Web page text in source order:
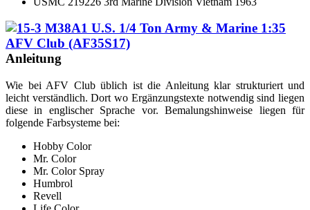
Anleitung
Wie bei AFV Club üblich ist die Anleitung klar strukturiert und
leicht verständlich. Dort wo Ergänzungstexte notwendig sind liegen
diese in englischer Sprache vor. Bemalungshinweise liegen für
folgende Farbsysteme bei:
Hobby Color
Mr. Color
Mr. Color Spray
Humbrol
Revell